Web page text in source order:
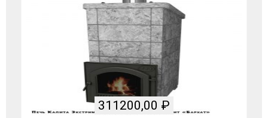
311200,00 ₽